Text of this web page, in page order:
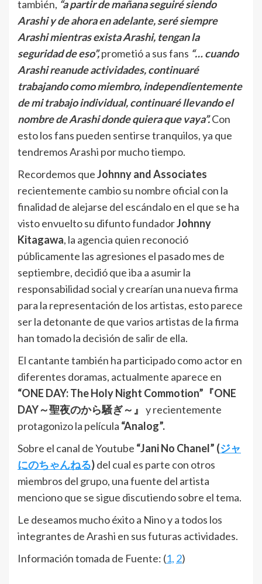
también, “a partir de mañana seguiré siendo
Arashi y de ahora en adelante, seré siempre
Arashi mientras exista Arashi, tengan la
seguridad de eso”,prometió a sus fans “… cuando
Arashi reanude actividades, continuaré
trabajando como miembro, independientemente
de mi trabajo individual, continuaré llevando el
nombre de Arashi donde quiera que vaya”.Con
esto los fans pueden sentirse tranquilos, ya que
tendremos Arashi por mucho tiempo.
Recordemos queJohnny and Associates
recientemente cambio su nombre oficial con la
finalidad de alejarse del escándalo en el que se ha
visto envuelto su difunto fundadorJohnny
Kitagawa, la agencia quien reconoció
públicamente las agresiones el pasado mes de
septiembre, decidió que iba a asumir la
responsabilidad social y crearían una nueva firma
para la representación de los artistas, esto parece
ser la detonante de que varios artistas de la firma
han tomado la decisión de salir de ella.
El cantante también ha participado como actor en
diferentes doramas, actualmente aparece en
“ONE DAY: The Holy Night Commotion”『ONE
DAY～聖夜のから騒ぎ～』 y recientemente
protagonizo la película “Analog”.
Sobre el canal de Youtube “Jani No Chanel” (ジャ
にのちゃんねる)del cual es parte con otros
miembros del grupo, una fuente del artista
menciono que se sigue discutiendo sobre el tema.
Le deseamos mucho éxito a Nino y a todos los
integrantes de Arashi en sus futuras actividades.
Información tomada de Fuente: (1, 2)